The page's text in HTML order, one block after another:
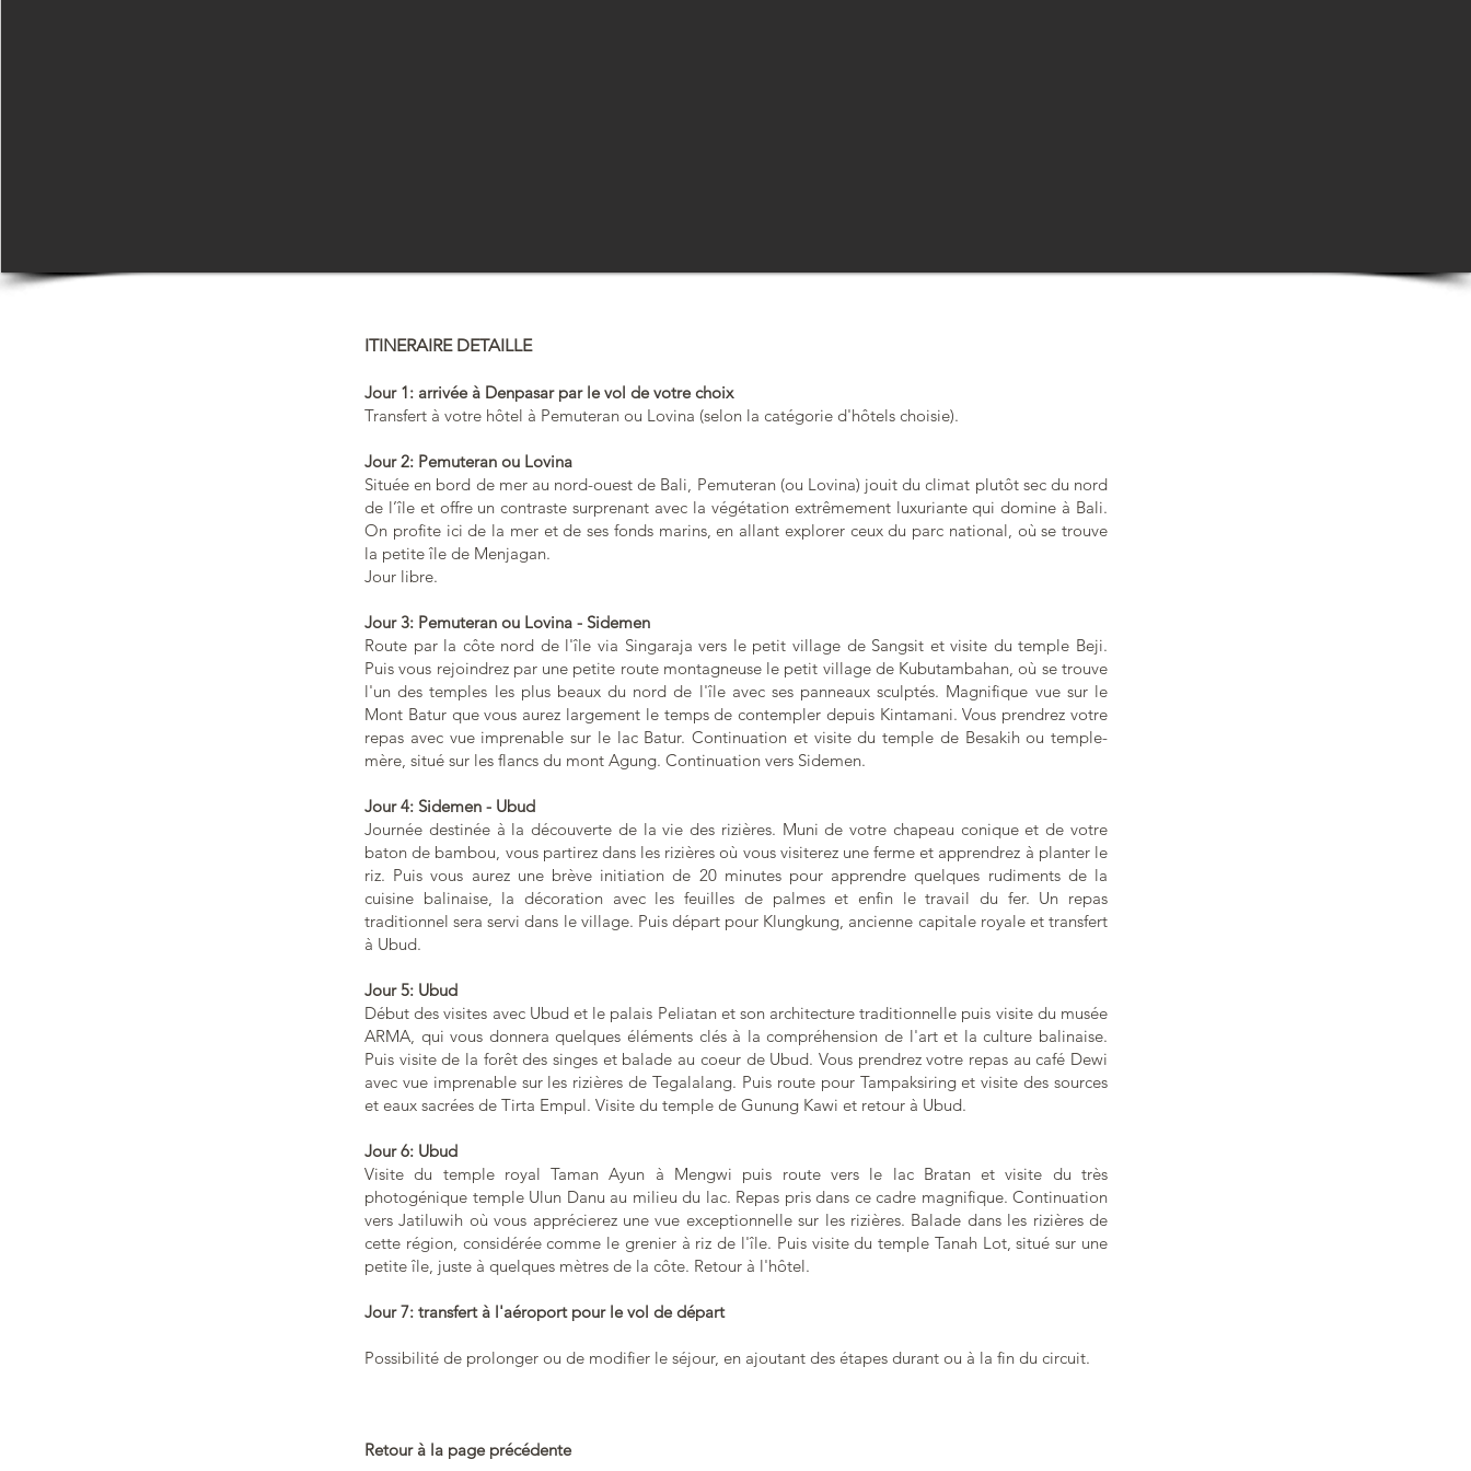
ITINERAIRE DETAILLE
Jour 1: arrivée à Denpasar par le vol de votre choix
Transfert à votre hôtel à Pemuteran ou Lovina (selon la catégorie d'hôtels choisie).
Jour 2: Pemuteran ou Lovina
Située en bord de mer au nord-ouest de Bali, Pemuteran (ou Lovina) jouit du climat plutôt sec du nord
de l’île et offre un contraste surprenant avec la végétation extrêmement luxuriante qui domine à Bali.
On profite ici de la mer et de ses fonds marins, en allant explorer ceux du parc national, où se trouve
la petite île de Menjagan.
Jour libre.
Jour 3: Pemuteran ou Lovina - Sidemen
Route par la côte nord de l'île via Singaraja vers le petit village de Sangsit et visite du temple Beji.
Puis vous rejoindrez par une petite route montagneuse le petit village de Kubutambahan, où se trouve
l'un des temples les plus beaux du nord de l'île avec ses panneaux sculptés. Magnifique vue sur le
Mont Batur que vous aurez largement le temps de contempler depuis Kintamani. Vous prendrez votre
repas avec vue imprenable sur le lac Batur. Continuation et visite du temple de Besakih ou temple-
mère, situé sur les flancs du mont Agung. Continuation vers Sidemen.
Jour 4: Sidemen - Ubud
Journée destinée à la découverte de la vie des rizières. Muni de votre chapeau conique et de votre
baton de bambou, vous partirez dans les rizières où vous visiterez une ferme et apprendrez à planter le
riz. Puis vous aurez une brève initiation de 20 minutes pour apprendre quelques rudiments de la
cuisine balinaise, la décoration avec les feuilles de palmes et enfin le travail du fer. Un repas
traditionnel sera servi dans le village. Puis départ pour Klungkung, ancienne capitale royale et transfert
à Ubud.
Jour 5: Ubud
Début des visites avec Ubud et le palais Peliatan et son architecture traditionnelle puis visite du musée
ARMA, qui vous donnera quelques éléments clés à la compréhension de l'art et la culture balinaise.
Puis visite de la forêt des singes et balade au coeur de Ubud. Vous prendrez votre repas au café Dewi
avec vue imprenable sur les rizières de Tegalalang. Puis route pour Tampaksiring et visite des sources
et eaux sacrées de Tirta Empul. Visite du temple de Gunung Kawi et retour à Ubud.
Jour 6: Ubud
Visite du temple royal Taman Ayun à Mengwi puis route vers le lac Bratan et visite du très
photogénique temple Ulun Danu au milieu du lac. Repas pris dans ce cadre magnifique. Continuation
vers Jatiluwih où vous apprécierez une vue exceptionnelle sur les rizières. Balade dans les rizières de
cette région, considérée comme le grenier à riz de l'île. Puis visite du temple Tanah Lot, situé sur une
petite île, juste à quelques mètres de la côte. Retour à l'hôtel.
Jour 7: transfert à l'aéroport pour le vol de départ
Possibilité de prolonger ou de modifier le séjour, en ajoutant des étapes durant ou à la fin du circuit.
Retour à la page précédente